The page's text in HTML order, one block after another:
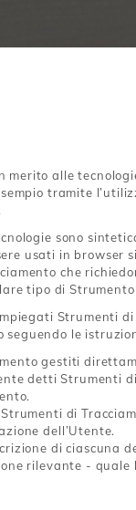
merito alle
tramite
sono
usati in
che
tipo di
Strumenti di
le
gestiti
detti Strumenti
di
dell’Utente.
di ciascuna
rilevante -